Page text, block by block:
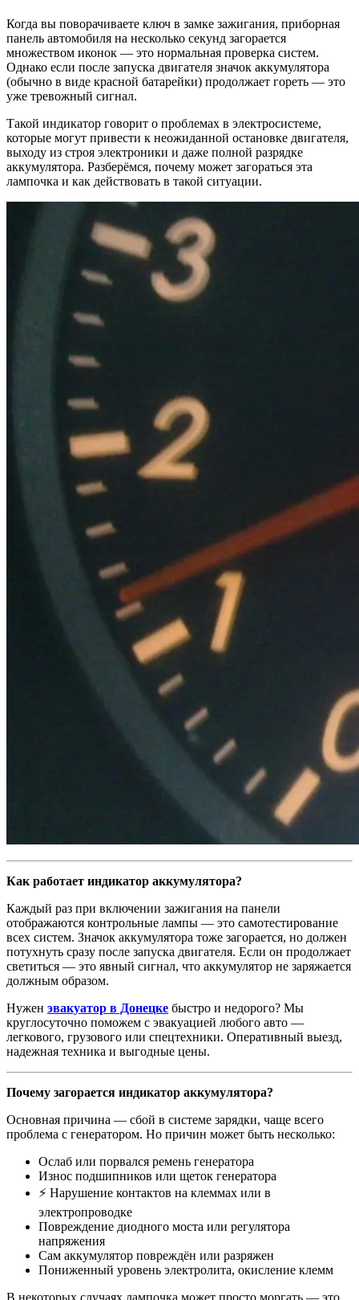
Когда вы поворачиваете ключ в замке зажигания, приборная
панель автомобиля на несколько секунд загорается
множеством иконок — это нормальная проверка систем.
Однако если после запуска двигателя значок аккумулятора
(обычно в виде красной батарейки) продолжает гореть — это
уже тревожный сигнал.
Такой индикатор говорит о проблемах в электросистеме,
которые могут привести к неожиданной остановке двигателя,
выходу из строя электроники и даже полной разрядке
аккумулятора. Разберёмся, почему может загораться эта
лампочка и как действовать в такой ситуации.
Как работает индикатор аккумулятора?
Каждый раз при включении зажигания на панели
отображаются контрольные лампы — это самотестирование
всех систем. Значок аккумулятора тоже загорается, но должен
потухнуть сразу после запуска двигателя. Если он продолжает
светиться — это явный сигнал, что аккумулятор не заряжается
должным образом.
Нужен эвакуатор в Донецке быстро и недорого? Мы
круглосуточно поможем с эвакуацией любого авто —
легкового, грузового или спецтехники. Оперативный выезд,
надежная техника и выгодные цены.
Почему загорается индикатор аккумулятора?
Основная причина — сбой в системе зарядки, чаще всего
проблема с генератором. Но причин может быть несколько:
Ослаб или порвался ремень генератора
Износ подшипников или щеток генератора
⚡ Нарушение контактов на клеммах или в
электропроводке
Повреждение диодного моста или регулятора
напряжения
Сам аккумулятор повреждён или разряжен
Пониженный уровень электролита, окисление клемм
В некоторых случаях лампочка может просто моргать — это